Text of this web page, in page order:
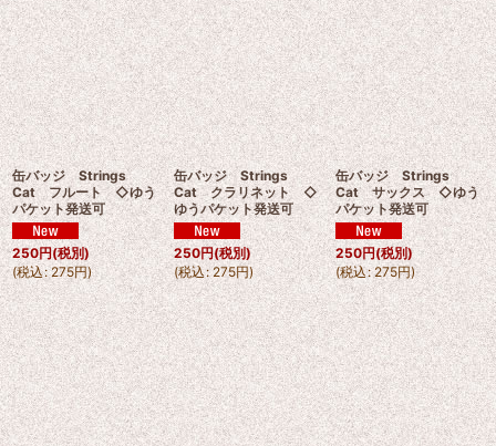
缶バッジ Strings
Cat フルート ◇ゆう
パケット発送可
250円(税別)
(税込: 275円)
缶バッジ Strings
Cat クラリネット ◇
ゆうパケット発送可
250円(税別)
(税込: 275円)
缶バッジ Strings
Cat サックス ◇ゆう
パケット発送可
250円(税別)
(税込: 275円)